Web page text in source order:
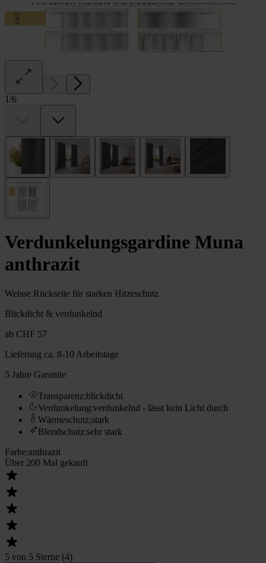
1/6
Verdunkelungs­gardine Muna
anthrazit
Weisse Rückseite für starken Hitzeschutz
Blickdicht & verdunkelnd
ab CHF 57
Lieferung ca. 8-10 Arbeitstage
5 Jahre Garantie
Transparenz:blickdicht
Verdunkelung:verdunkelnd - lässt kein Licht durch
Wärmeschutz:stark
Blendschutz:sehr stark
Farbe:anthrazit
Über 200 Mal gekauft
5 von 5 Sterne (4)